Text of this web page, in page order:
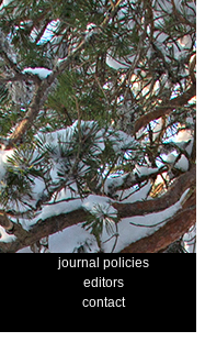
journal policies
editors
contact